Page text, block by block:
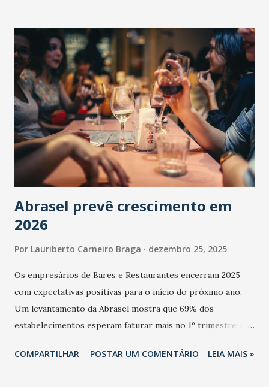
Abrasel prevê crescimento em
2026
Por Lauriberto Carneiro Braga dezembro 25, 2025
Os empresários de Bares e Restaurantes encerram 2025
com expectativas positivas para o início do próximo ano.
Um levantamento da Abrasel mostra que 69% dos
estabelecimentos esperam faturar mais no 1º trimestre de
relação ao último trimestre deste ano, 56% também
COMPARTILHAR POSTAR UM COMENTÁRIO LEIA MAIS »